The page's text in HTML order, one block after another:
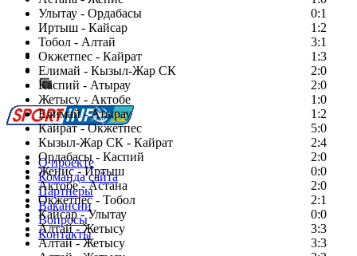
Улытау - Ордабасы
0:1
Иртыш - Кайсар
1:2
Тобол - Алтай
3:1
Окжетпес - Кайрат
1:3
Елимай - Кызыл-Жар СК
2:0
Каспий - Атырау
2:0
Жетысу - Актобе
1:0
Елимай - Атырау
1:2
Кайрат - Окжетпес
5:0
Кызыл-Жар СК - Кайрат
2:4
Ордабасы - Каспий
2:0
Женис - Иртыш
0:0
Актобе - Астана
2:0
Окжетпес - Тобол
2:1
Кайсар - Улытау
0:0
Алтай - Жетысу
3:3
Алтай - Жетысу
3:3
Есть идея?
Сообщить о мероприятии
Перейти на старый сайт
О проекте
Команда сайта
Партнеры
Вакансии
Вопросы
Контакты